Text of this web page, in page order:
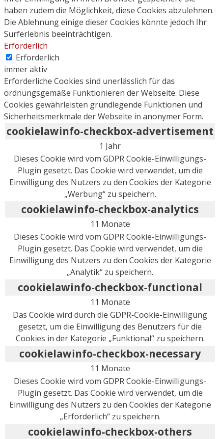
haben zudem die Möglichkeit, diese Cookies abzulehnen.
Die Ablehnung einige dieser Cookies könnte jedoch Ihr
Surferlebnis beeinträchtigen.
Erforderlich
Erforderlich
immer aktiv
Erforderliche Cookies sind unerlässlich für das
ordnungsgemäße Funktionieren der Webseite. Diese
Cookies gewährleisten grundlegende Funktionen und
Sicherheitsmerkmale der Webseite in anonymer Form.
cookielawinfo-checkbox-advertisement
1 Jahr
Dieses Cookie wird vom GDPR Cookie-Einwilligungs-
Plugin gesetzt. Das Cookie wird verwendet, um die
Einwilligung des Nutzers zu den Cookies der Kategorie
„Werbung“ zu speichern.
cookielawinfo-checkbox-analytics
11 Monate
Dieses Cookie wird vom GDPR Cookie-Einwilligungs-
Plugin gesetzt. Das Cookie wird verwendet, um die
Einwilligung des Nutzers zu den Cookies der Kategorie
„Analytik“ zu speichern.
cookielawinfo-checkbox-functional
11 Monate
Das Cookie wird durch die GDPR-Cookie-Einwilligung
gesetzt, um die Einwilligung des Benutzers für die
Cookies in der Kategorie „Funktional“ zu speichern.
cookielawinfo-checkbox-necessary
11 Monate
Dieses Cookie wird vom GDPR Cookie-Einwilligungs-
Plugin gesetzt. Das Cookie wird verwendet, um die
Einwilligung des Nutzers zu den Cookies der Kategorie
„Erforderlich“ zu speichern.
cookielawinfo-checkbox-others